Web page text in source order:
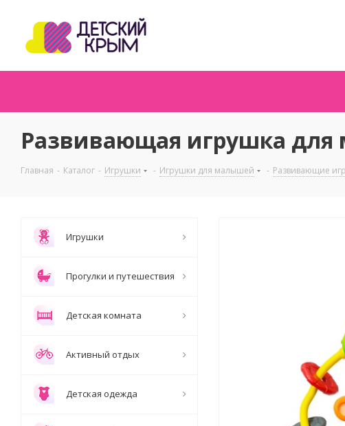
Развивающая игрушка
Главная - Каталог - Игрушки - Игрушки для малышей - Развивающие
Игрушки
Прогулки и путешествия
Детская комната
Активный отдых
Детская одежда